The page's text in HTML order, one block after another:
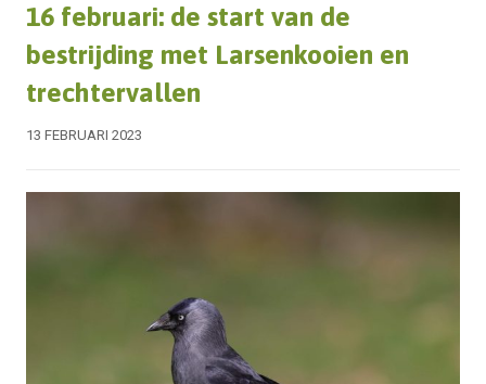
16 februari: de start van de
bestrijding met Larsenkooien en
trechtervallen
13 FEBRUARI 2023